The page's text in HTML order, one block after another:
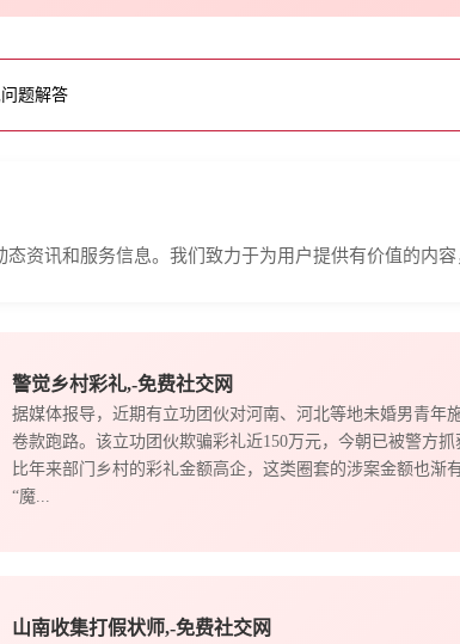
题解答
资讯和服务信息。我们致力于为用户提供有价值的内
警觉乡村彩礼,-免费社交网
据媒体报导，近期有立功团伙对河南、河北等地未婚男青年
卷款跑路。该立功团伙欺骗彩礼近150万元，今朝已被警方
比年来部门乡村的彩礼金额高企，这类圈套的涉案金额也渐
“魔...
山南收集打假状师,-免费社交网